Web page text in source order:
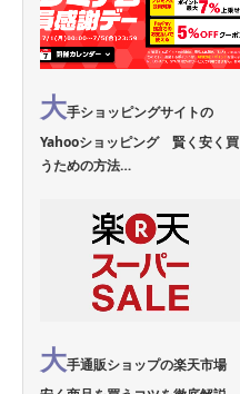
大手ショッピングサイトの
Yahooショッピング 賢く安く買
うための方法…
大手通販ショップの楽天市場